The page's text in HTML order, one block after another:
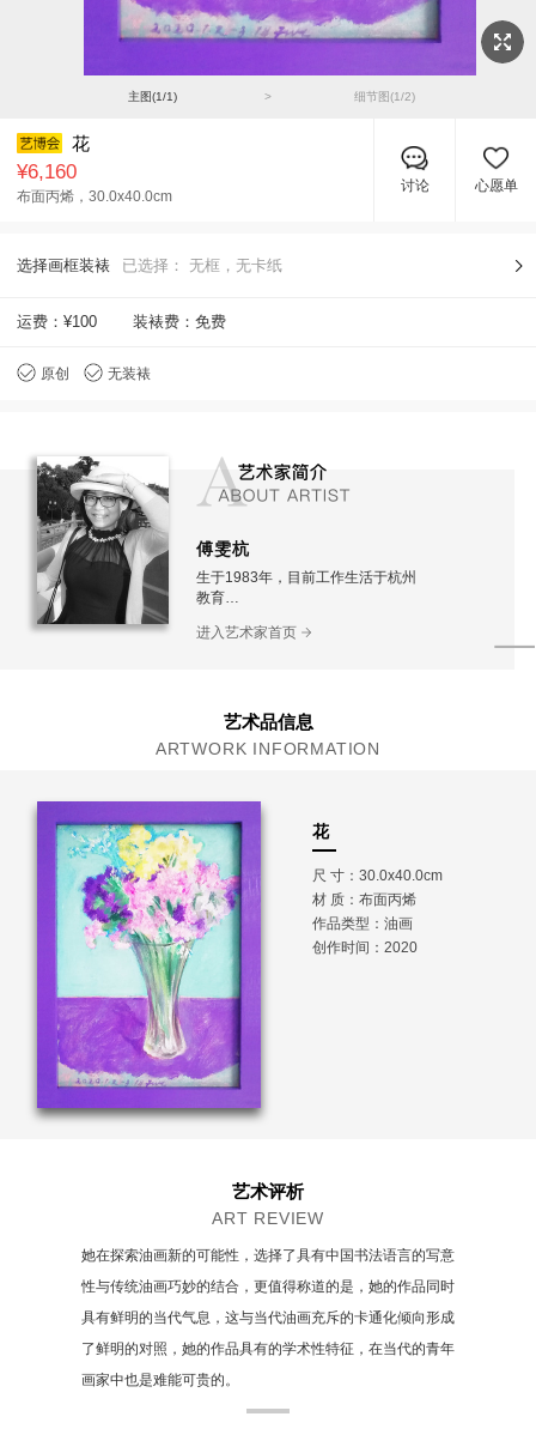
主图(1/1) > 细节图(1/2)
花
¥6,160
布面丙烯， 30.0x40.0cm
讨论 心愿单
选择画框装裱 已选择： 无框，无卡纸
运费： ¥100 装裱费：免费
原创 无装裱
傅雯杭
生于1983年，目前工作生活于杭州
教育
2007-2010油画硕士，中国美术学院
进入艺术家首页
艺术品信息
ARTWORK INFORMATION
花
尺 寸：30.0x40.0cm
材 质： 布面丙烯
作品类型：油画
创作时间：2020
艺术评析
ART REVIEW
她在探索油画新的可能性，选择了具有中国书法语言的写意
性与传统油画巧妙的结合，更值得称道的是，她的作品同时
具有鲜明的当代气息，这与当代油画充斥的卡通化倾向形成
了鲜明的对照，她的作品具有的学术性特征，在当代的青年
画家中也是难能可贵的。